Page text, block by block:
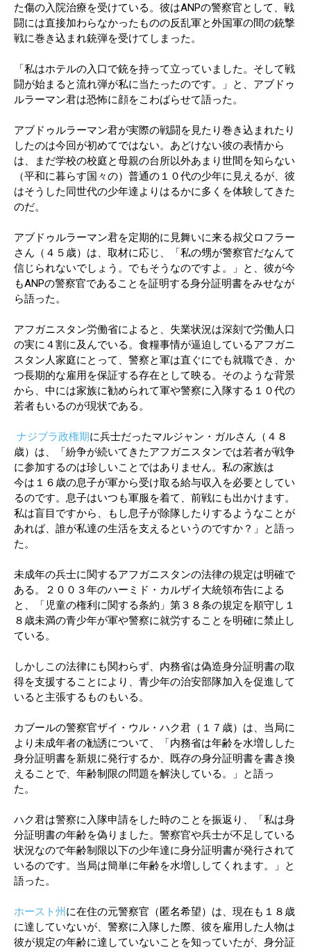
た傷の入院治療を受けている。彼はANPの警察官として、戦
闘には直接加わらなかったものの反乱軍と外国軍の間の銃撃
戦に巻き込まれ銃弾を受けてしまった。
「私はホテルの入口で銃を持って立っていました。そして戦
闘が始まると流れ弾が私に当たったのです。」と、アブドゥ
ルラーマン君は恐怖に顔をこわばらせて語った。
アブドゥルラーマン君が実際の戦闘を見たり巻き込まれたり
したのは今回が初めてではない。あどけない彼の表情から
は、まだ学校の校庭と母親の台所以外あまり世間を知らない
（平和に暮らす国々の）普通の１０代の少年に見えるが、彼
はそうした同世代の少年達よりはるかに多くを体験してきた
のだ。
アブドゥルラーマン君を定期的に見舞いに来る叔父ロフラー
さん（４５歳）は、取材に応じ、「私の甥が警察官だなんて
信じられないでしょう。でもそうなのですよ。」と、彼が今
もANPの警察官であることを証明する身分証明書をみせなが
ら語った。
アフガニスタン労働省によると、失業状況は深刻で労働人口
の実に４割に及んでいる。食糧事情が逼迫しているアフガニ
スタン人家庭にとって、警察と軍は直ぐにでも就職でき、か
つ長期的な雇用を保証する存在として映る。そのような背景
から、中には家族に勧められて軍や警察に入隊する１０代の
若者もいるのが現状である。
ナジブラ政権期に兵士だったマルジャン・ガルさん（４８
歳）は、「紛争が続いてきたアフガニスタンでは若者が戦争
に参加するのは珍しいことではありません。私の家族は
今は１６歳の息子が軍から受け取る給与収入を必要としてい
るのです。息子はいつも軍服を着て、前戦にも出かけます。
私は盲目ですから、もし息子が除隊したりするようなことが
あれば、誰が私達の生活を支えるというのですか？」と語っ
た。
未成年の兵士に関するアフガニスタンの法律の規定は明確で
ある。２００３年のハーミド・カルザイ大統領布告による
と、「児童の権利に関する条約」第３８条の規定を順守し１
８歳未満の青少年が軍や警察に就労することを明確に禁止し
ている。
しかしこの法律にも関わらず、内務省は偽造身分証明書の取
得を支援することにより、青少年の治安部隊加入を促進して
いると主張するものもいる。
カブールの警察官ザイ・ウル・ハク君（１７歳）は、当局に
より未成年者の勧誘について、「内務省は年齢を水増しした
身分証明書を新規に発行するか、既存の身分証明書を書き換
えることで、年齢制限の問題を解決している。」と語っ
た。
ハク君は警察に入隊申請をした時のことを振返り、「私は身
分証明書の年齢を偽りました。警察官や兵士が不足している
状況なので年齢制限以下の少年達に身分証明書が発行されて
いるのです。当局は簡単に年齢を水増ししてくれます。」と
語った。
ホースト州 に在住の元警察官（匿名希望）は、現在も１８歳
に達していないが、警察に入隊した際、彼を雇用した人物は
彼が規定の年齢に達していないことを知っていたが、身分証